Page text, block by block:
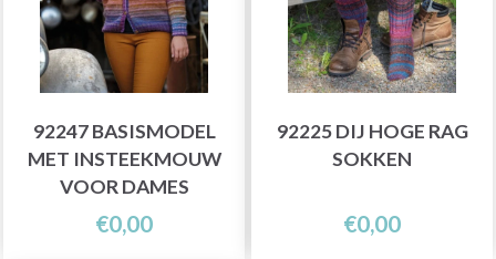
92247 BASISMODEL
MET INSTEEKMOUW
VOOR DAMES
€0,00
92225 DIJ HOGE RAG
SOKKEN
€0,00